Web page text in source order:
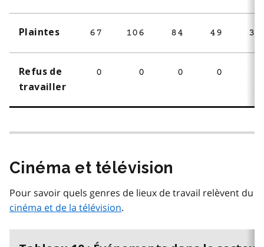
Plaintes 67 106 84 49 39
Refus de
travailler
0 0 0 0
Cinéma et télévision
Pour savoir quels genres de lieux de travail relèvent du
cinéma et de la télévision.